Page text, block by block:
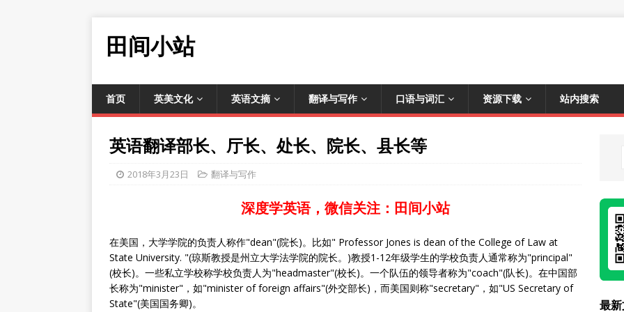
田间小站
首页 英美文化 英语文摘 翻译与写作 口语与词汇 资源下载 站内搜索
英语翻译部长、厅长、处长、院长、县长等
2018年3月23日 翻译与写作
深度学英语，微信关注：田间小站
在美国，大学学院的负责人称作"dean"(院长)。比如" Professor Jones is dean of the College of Law at
State University. "(琼斯教授是州立大学法学院的院长。)教授1-12年级学生的学校负责人通常称为"principal"
(校长)。一些私立学校称学校负责人为"headmaster"(校长)。一个队伍的领导者称为"coach"(队长)。在中国部
长称为"minister"，如"minister of foreign affairs"(外交部长)，而美国则称"secretary"，如"US Secretary of
State"(美国国务卿)。
最